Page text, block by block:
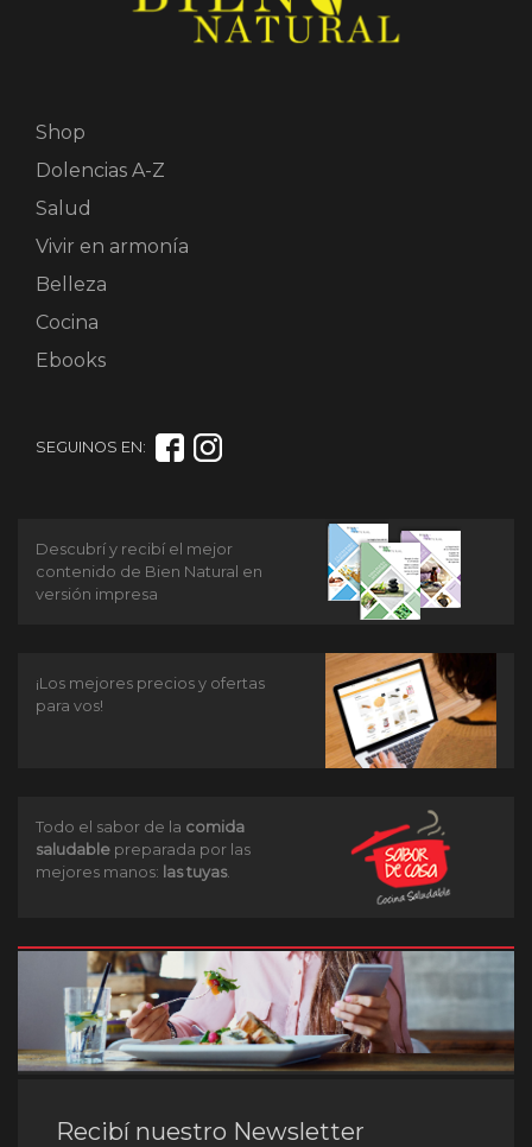
Shop
Dolencias A-Z
Salud
Vivir en armonía
Belleza
Cocina
Ebooks
SEGUINOS EN:
Descubrí y recibí el mejor
contenido de Bien Natural en
versión impresa
¡Los mejores precios y ofertas
para vos!
Todo el sabor de la comida
saludable preparada por las
mejores manos: las tuyas.
Recibí nuestro Newsletter